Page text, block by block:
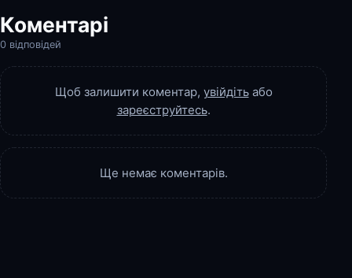
Коментарі
0 відповідей
Щоб залишити коментар, увійдітьабо
зареєструйтесь.
Ще немає коментарів.